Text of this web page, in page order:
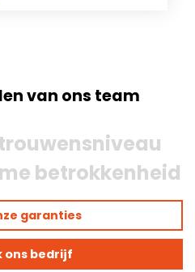
van ons team
betrokkenheid
garanties
ons bedrijf